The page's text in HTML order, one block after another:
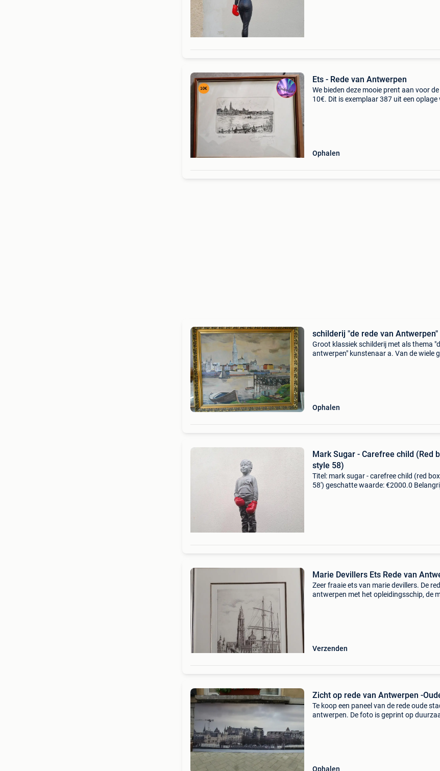
Ets - Rede van Antwerpen
We bieden deze mooie prent aan voor
10€. Dit is exemplaar 387 uit een oplage
Ophalen
schilderij "de rede van Antwerpen"
Groot klassiek schilderij met als thema
antwerpen" kunstenaar a. Van de wiele
Ophalen
Mark Sugar - Carefree child (Red
style 58)
Titel: mark sugar - carefree child (red
58') geschatte waarde: €2000.0
Marie Devillers Ets Rede van
Zeer fraaie ets van marie devillers. De
antwerpen met het opleidingsschip, de
Verzenden
Zicht op rede van
Te koop een paneel van de rede oude
antwerpen. De foto is geprint op
Ophalen